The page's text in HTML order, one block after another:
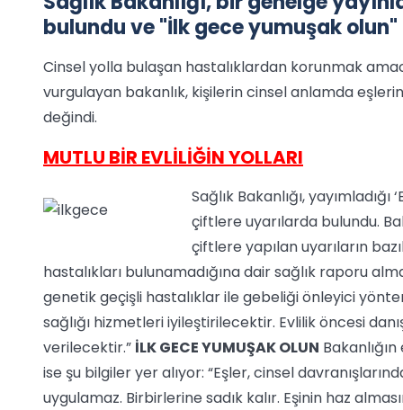
bulundu ve "İlk gece yumuşak
Cinsel yolla bulaşan hastalıklardan korunmak
vurgulayan bakanlık, kişilerin cinsel anlamda
değindi.
MUTLU BİR EVLİLİĞİN YOLLARI
Sağlık Bakanlığı,
çiftlere uyarılarda bulundu.
çiftlere yapılan uyarıların
hastalıkları bulunamadığına dair sağlık raporu
genetik geçişli hastalıklar ile gebeliği önleyici
sağlığı hizmetleri iyileştirilecektir. Evlilik öncesi
verilecektir.” İLK GECE YUMUŞAK OLUN
ise şu bilgiler yer alıyor: “Eşler, cinsel
uygulamaz. Birbirlerine sadık kalır. Eşinin haz